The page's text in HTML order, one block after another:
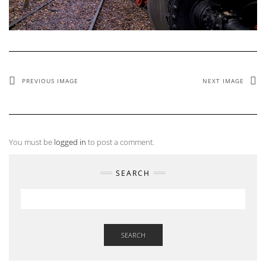
PREVIOUS IMAGE NEXT IMAGE
You must be logged in to post a comment.
SEARCH
SEARCH